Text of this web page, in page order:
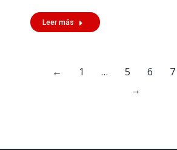
Leer más
← 1 … 5 6 7
→